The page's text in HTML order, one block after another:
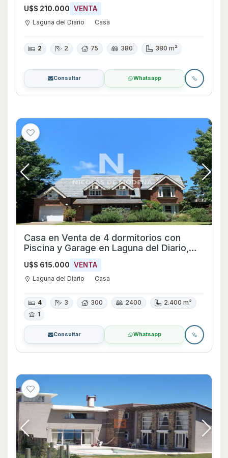
U$S 210.000 VENTA
Laguna del Diario Casa
2 2 75 380 380 m²
Consultar Whatsapp
Casa en Venta de 4 dormitorios con
Piscina y Garage en Laguna del Diario,
Maldonado
U$S 615.000 VENTA
Laguna del Diario Casa
4 3 300 2400
2.400 m²
1
Consultar Whatsapp